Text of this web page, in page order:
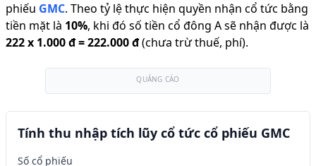
phiếu GMC. Theo tỷ lệ thực hiện quyền nhận cổ tức bằng
tiền mặt là 10%, khi đó số tiền cổ đông A sẽ nhận được là
222x 1.000 đ=222.000 đ(chưa trừ thuế, phí).
QUẢNG CÁO
Tính thu nhập tích lũy cổ tức cổ phiếu GMC
Số cổ phiếu